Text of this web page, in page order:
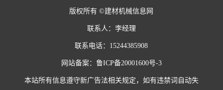
版权所有 ©建材机械信息网
联系人：李经理
联系电话：15244385908
网站备案： 鲁ICP备20001600号-3
本站所有信息遵守新广告法相关规定，如有违禁词自动失